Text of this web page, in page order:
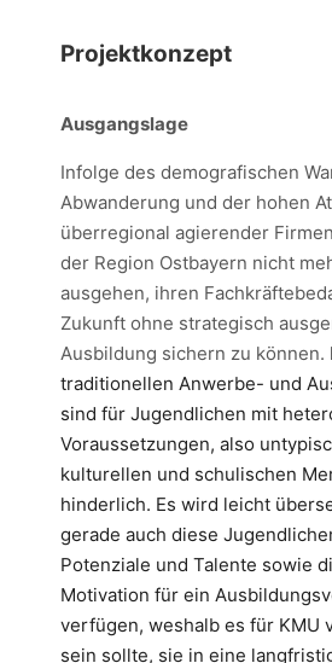
Projektkonzept
Ausgangslage
Infolge des demografischen
Abwanderung und der hohen
überregional agierender
der Region Ostbayern nicht
ausgehen, ihren
Zukunft ohne strategisch
Ausbildung sichern zu können.
traditionellen Anwerbe- und
sind für Jugendlichen mit
Voraussetzungen, also
kulturellen und schulischen
hinderlich. Es wird leicht
gerade auch diese
Potenziale und Talente sowie
Motivation für ein
verfügen, weshalb es für KMU
sein sollte, sie in eine